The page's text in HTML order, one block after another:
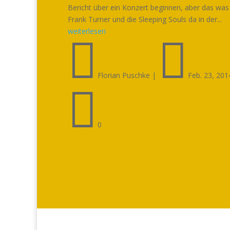
Bericht über ein Konzert beginnen, aber das was
Frank Turner und die Sleeping Souls da in der...
weiterlesen
 Florian Puschke |  Feb. 23,
 0